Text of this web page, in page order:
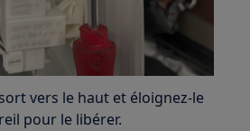
vers le haut et éloignez-le
pour le libérer.